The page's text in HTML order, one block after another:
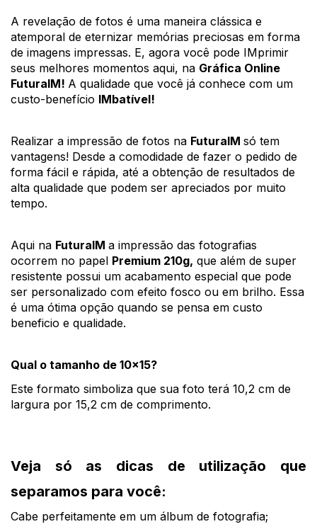
A revelação de fotos é uma maneira clássica e
atemporal de eternizar memórias preciosas em forma
de imagens impressas. E, agora você pode IMprimir
seus melhores momentos aqui, na Gráfica Online
FuturaIM! A qualidade que você já conhece com um
custo-benefício IMbatível!
Realizar a impressão de fotos na FuturaIM só tem
vantagens! Desde a comodidade de fazer o pedido de
forma fácil e rápida, até a obtenção de resultados de
alta qualidade que podem ser apreciados por muito
tempo.
Aqui na FuturaIM a impressão das fotografias
ocorrem no papel Premium 210g, que além de super
resistente possui um acabamento especial que pode
ser personalizado com efeito fosco ou em brilho. Essa
é uma ótima opção quando se pensa em custo
beneficio e qualidade.
Qual o tamanho de 10x15?
Este formato simboliza que sua foto terá 10,2 cm de
largura por 15,2 cm de comprimento.
Veja só as dicas de utilização que
separamos para você:
Cabe perfeitamente em um álbum de fotografia;